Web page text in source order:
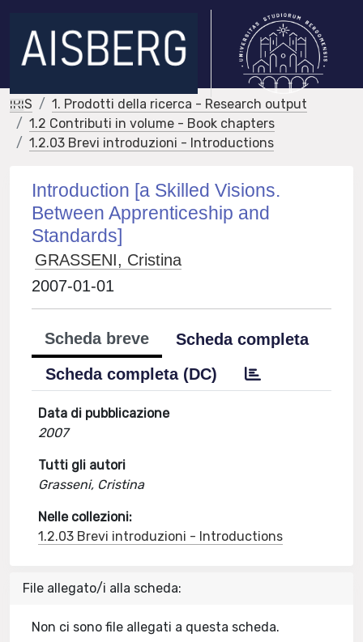
IRIS
1. Prodotti della ricerca - Research output
1.2 Contributi in volume - Book chapters
1.2.03 Brevi introduzioni - Introductions
Introduction [a Skilled Visions.
Between Apprenticeship and
Standards]
GRASSENI, Cristina
2007-01-01
Scheda breve
Scheda completa
Scheda completa (DC)
Data di pubblicazione
2007
Tutti gli autori
Grasseni, Cristina
Nelle collezioni:
1.2.03 Brevi introduzioni - Introductions
File allegato/i alla scheda:
Non ci sono file allegati a questa scheda.